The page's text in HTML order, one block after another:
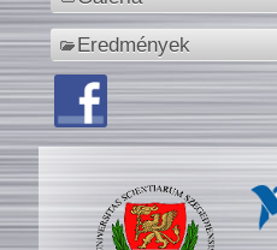
Eredmények